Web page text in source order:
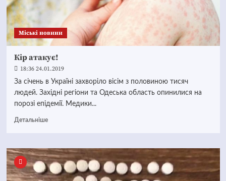
Mіські новини
Кір атакує!
18:36 24.01.2019
За січень в Україні захворіло вісім з половиною тисяч
людей. Західні регіони та Одеська область опинилися на
порозі епідемії. Медики...
Детальніше